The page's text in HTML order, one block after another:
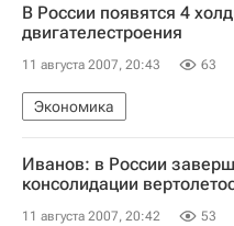
В России появятся 4
двигателестроения
11 августа 2007, 20:43 63
Экономика
Иванов: в России
консолидации
11 августа 2007, 20:42 53